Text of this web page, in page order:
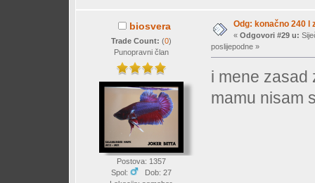
biosvera
Trade Count: (0)
Punopravni član
Postova: 1357
Spol:
Dob: 27
Odg: konačno 240 l
« Odgovori #29 u:
poslijepodne »
i mene zasad
mamu nisam